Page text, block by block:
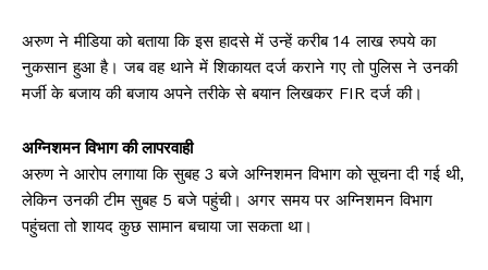
अरुण ने मीडिया को बताया कि इस हादसे में उन्हें करीब 14 लाख रुपये का
नुकसान हुआ है। जब वह थाने में शिकायत दर्ज कराने गए तो पुलिस ने उनकी
मर्जी के बजाय की बजाय अपने तरीके से बयान लिखकर FIR दर्ज की।
अग्निशमन विभाग की लापरवाही
अरुण ने आरोप लगाया कि सुबह 3 बजे अग्निशमन विभाग को सूचना दी गई थी,
लेकिन उनकी टीम सुबह 5 बजे पहुंची। अगर समय पर अग्निशमन विभाग
पहुंचता तो शायद कुछ सामान बचाया जा सकता था।